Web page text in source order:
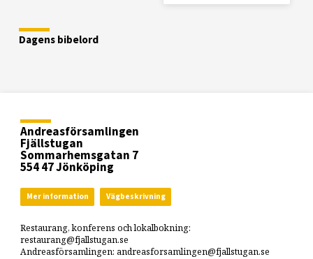
Dagens bibelord
Andreasförsamlingen
Fjällstugan
Sommarhemsgatan 7
554 47 Jönköping
Mer information Vägbeskrivning
Restaurang, konferens och lokalbokning:
restaurang@fjallstugan.se
Andreasförsamlingen: andreasforsamlingen@fjallstugan.se